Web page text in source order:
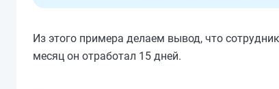
Из этого примера делаем вывод, что
месяц он отработал 15 дней.